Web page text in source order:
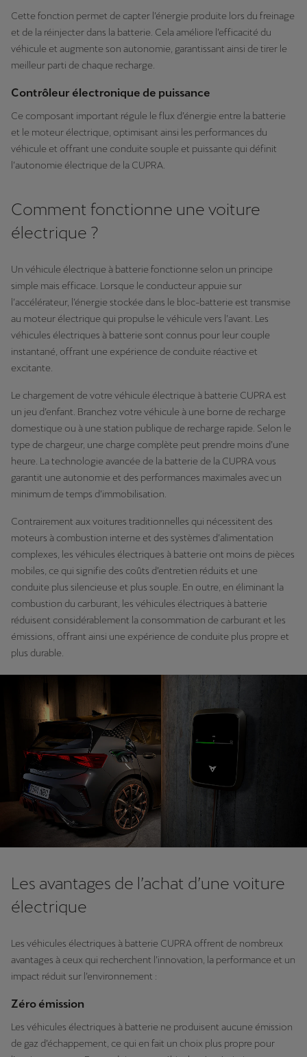
Cette fonction permet de capter l’énergie produite lors du freinage
et de la réinjecter dans la batterie. Cela améliore l’efficacité du
véhicule et augmente son autonomie, garantissant ainsi de tirer le
meilleur parti de chaque recharge.
Contrôleur électronique de puissance
Ce composant important régule le flux d’énergie entre la batterie
et le moteur électrique, optimisant ainsi les performances du
véhicule et offrant une conduite souple et puissante qui définit
l’autonomie électrique de la CUPRA.
Comment fonctionne une voiture
électrique ?
Un véhicule électrique à batterie fonctionne selon un principe
simple mais efficace. Lorsque le conducteur appuie sur
l’accélérateur, l’énergie stockée dans le bloc-batterie est transmise
au moteur électrique qui propulse le véhicule vers l’avant. Les
véhicules électriques à batterie sont connus pour leur couple
instantané, offrant une expérience de conduite réactive et
excitante.
Le chargement de votre véhicule électrique à batterie CUPRA est
un jeu d’enfant. Branchez votre véhicule à une borne de recharge
domestique ou à une station publique de recharge rapide. Selon le
type de chargeur, une charge complète peut prendre moins d’une
heure. La technologie avancée de la batterie de la CUPRA vous
garantit une autonomie et des performances maximales avec un
minimum de temps d’immobilisation.
Contrairement aux voitures traditionnelles qui nécessitent des
moteurs à combustion interne et des systèmes d’alimentation
complexes, les véhicules électriques à batterie ont moins de pièces
mobiles, ce qui signifie des coûts d’entretien réduits et une
conduite plus silencieuse et plus souple. En outre, en éliminant la
combustion du carburant, les véhicules électriques à batterie
réduisent considérablement la consommation de carburant et les
émissions, offrant ainsi une expérience de conduite plus propre et
plus durable.
Les avantages de l’achat d’une voiture
électrique
Les véhicules électriques à batterie CUPRA offrent de nombreux
avantages à ceux qui recherchent l’innovation, la performance et un
impact réduit sur l’environnement :
Zéro émission
Les véhicules électriques à batterie ne produisent aucune émission
de gaz d’échappement, ce qui en fait un choix plus propre pour